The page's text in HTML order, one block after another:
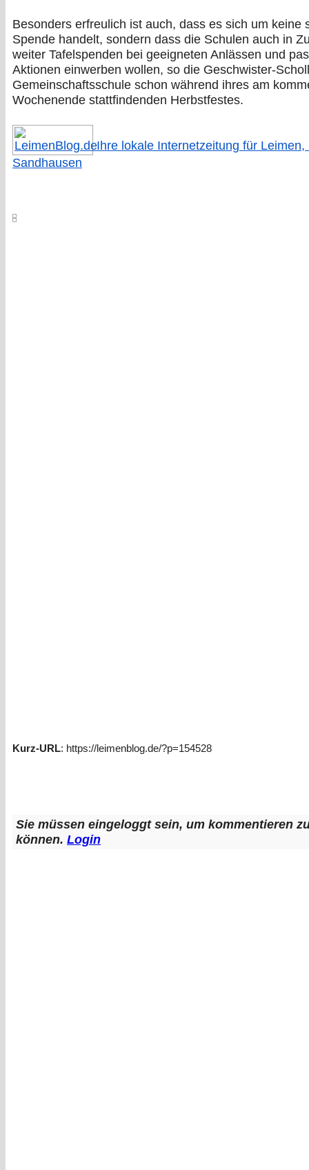
Besonders erfreulich ist auch, dass es sich um keine
Spende handelt, sondern dass die Schulen auch in
weiter Tafelspenden bei geeigneten Anlässen und
Aktionen einwerben wollen, so die Geschwister-
Gemeinschaftsschule schon während ihres am
Wochenende stattfindenden Herbstfestes.
Ihre lokale Internetzeitung für Leimen,
Sandhausen
Kurz-URL: https://leimenblog.de/?p=154528
Sie müssen eingeloggt sein, um kommentieren
können. Login